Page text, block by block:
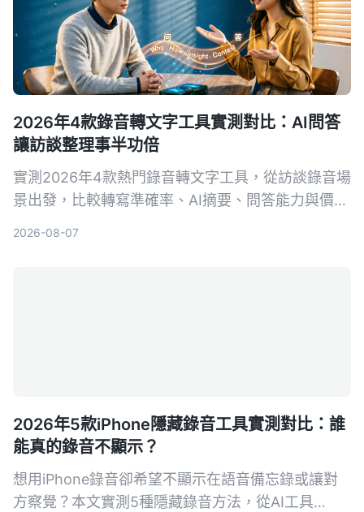
2026年4款錄音轉文字工具實測對比：AI問答
讓訪談整理事半功倍
實測2026年4款熱門錄音轉文字工具，從訪談錄音場
景出發，比較轉寫準確率、AI摘要、問答能力與價
2026-08-07
2026年5款iPhone隱藏錄音工具實測對比：誰
能真的錄音不顯示？
想用iPhone錄音卻希望不顯示在語音備忘錄或讓對
方察覺？本文實測5種隱藏錄音方法，從AI工具